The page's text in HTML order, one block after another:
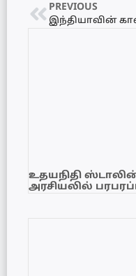
PREVIOUS
உதயநிதி
அரசியலில்